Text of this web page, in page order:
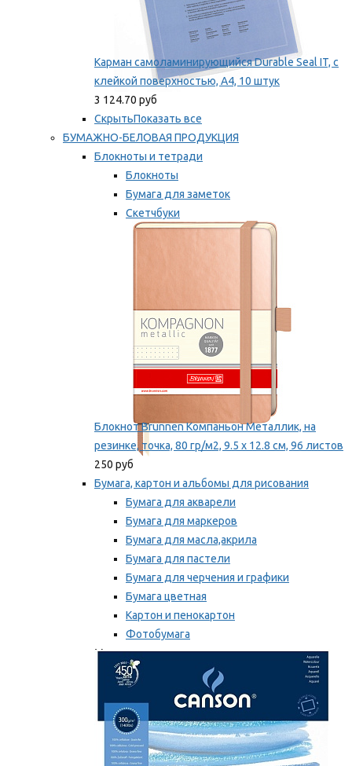
Карман самоламинирующийся Durable Seal IT, с
клейкой поверхностью, A4, 10 штук
3 124.70 руб
СкрытьПоказать все
БУМАЖНО-БЕЛОВАЯ ПРОДУКЦИЯ
Блокноты и тетради
Блокноты
Бумага для заметок
Скетчбуки
Тетради
Блокнот Brunnen Компаньон Металлик, на
резинке, точка, 80 гр/м2, 9.5 х 12.8 см, 96 листов
250 руб
Бумага, картон и альбомы для рисования
Бумага для акварели
Бумага для маркеров
Бумага для масла,акрила
Бумага для пастели
Бумага для черчения и графики
Бумага цветная
Картон и пенокартон
Фотобумага
Мы рекомендуем